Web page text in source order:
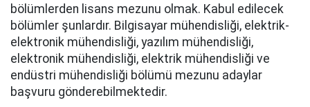
bölümlerden lisans mezunu olmak. Kabul edilecek
bölümler şunlardır. Bilgisayar mühendisliği, elektrik-
elektronik mühendisliği, yazılım mühendisliği,
elektronik mühendisliği, elektrik mühendisliği ve
endüstri mühendisliği bölümü mezunu adaylar
başvuru gönderebilmektedir.